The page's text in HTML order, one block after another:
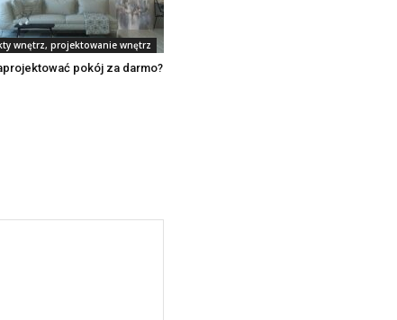
wnętrz, projektowanie wnętrz
pokój za darmo?